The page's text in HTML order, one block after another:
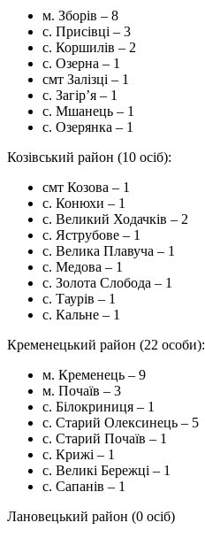
м. Зборів – 8
с. Присівці – 3
с. Коршилів – 2
с. Озерна – 1
смт Залізці – 1
с. Загір’я – 1
с. Мшанець – 1
с. Озерянка – 1
Козівський район (10 осіб):
смт Козова – 1
с. Конюхи – 1
с. Великий Ходачків – 2
с. Яструбове – 1
с. Велика Плавуча – 1
с. Медова – 1
с. Золота Слобода – 1
с. Таурів – 1
с. Кальне – 1
Кременецький район (22 особи):
м. Кременець – 9
м. Почаїв – 3
с. Білокриниця – 1
с. Старий Олексинець – 5
с. Старий Почаїв – 1
с. Крижі – 1
с. Великі Бережці – 1
с. Сапанів – 1
Лановецький район (0 осіб)